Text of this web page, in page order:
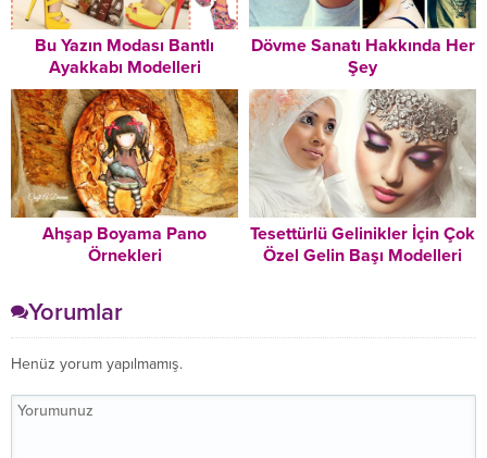
Bu Yazın Modası Bantlı
Ayakkabı Modelleri
Dövme Sanatı Hakkında Her
Şey
Ahşap Boyama Pano
Örnekleri
Tesettürlü Gelinikler İçin Çok
Özel Gelin Başı Modelleri
Yorumlar
Henüz yorum yapılmamış.